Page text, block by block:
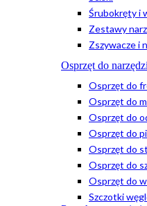
Śrubokręty i
Zestawy
Zszywacze i
Osprzęt do narzędzi
Osprzęt do
Osprzęt do
Osprzęt do
Osprzęt do
Osprzęt do
Osprzęt do
Osprzęt do
Szczotki